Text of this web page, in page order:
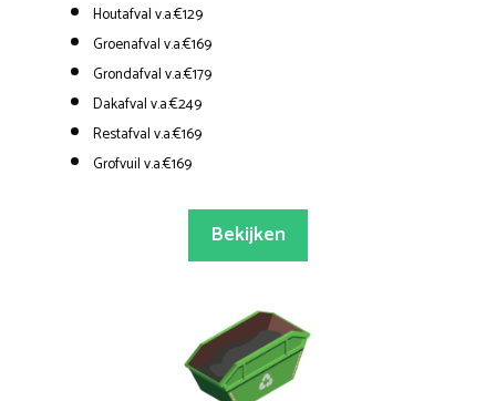
Houtafval v.a.€129
Groenafval v.a.€169
Grondafval v.a.€179
Dakafval v.a.€249
Restafval v.a.€169
Grofvuil v.a.€169
Bekijken